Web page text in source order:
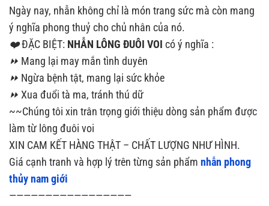
Ngày nay, nhẫn không chỉ là món trang sức mà còn mang
ý nghĩa phong thuỷ cho chủ nhân của nó.
❤️‍ĐẶC BIỆT: NHẪN LÔNG ĐUÔI VOI có ý nghĩa :
⏩ Mang lại may mắn tình duyên
⏩ Ngừa bệnh tật, mang lại sức khỏe
⏩ Xua đuổi tà ma, tránh thú dữ
~~Chúng tôi xin trân trọng giới thiệu dòng sản phẩm được
làm từ lông đuôi voi
XIN CAM KẾT HÀNG THẬT – CHẤT LƯỢNG NHƯ HÌNH.
Giá cạnh tranh và hợp lý trên từng sản phẩm nhẫn phong
thủy nam giới
—————————————————